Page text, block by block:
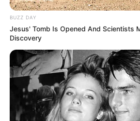
kevésbé szépeket a 18 éves
Igen, az én feladatom volt kivinni a
előfordult, hogy beültem a hátsó
sokszor fontosnak éreztem, hogy
kérjek, igen, sokszor zárva
veszekedtünk, hogy a gyerekek
Soha nem ütöttem meg a
viszont engem sokszor. Hol
hogy tanúk előtt, volt hogy zárt
BUZZ DAY
Jesus' Tomb Is Opened And Scientists
Discovery